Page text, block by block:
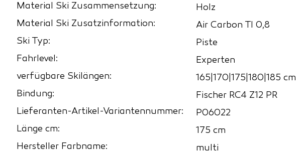
Material Ski Zusammensetzung:
Holz
Material Ski Zusatzinformation:
Air Carbon TI 0,8
Ski Typ:
Piste
Fahrlevel:
Experten
verfügbare Skilängen:
165|170|175|180|185 cm
Bindung:
Fischer RC4 Z12 PR
Lieferanten-Artikel-Variantennummer:
P06022
Länge cm:
175 cm
Hersteller Farbname:
multi